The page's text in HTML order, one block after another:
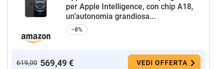
per Apple Intelligence, con chip A18,
un’autonomia grandiosa...
−8%
619,00 569,49 € VEDI OFFERTA